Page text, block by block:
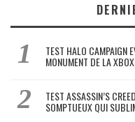
TEST HALO CAMPAIGN
MONUMENT DE LA
TEST ASSASSIN’S
SOMPTUEUX QUI